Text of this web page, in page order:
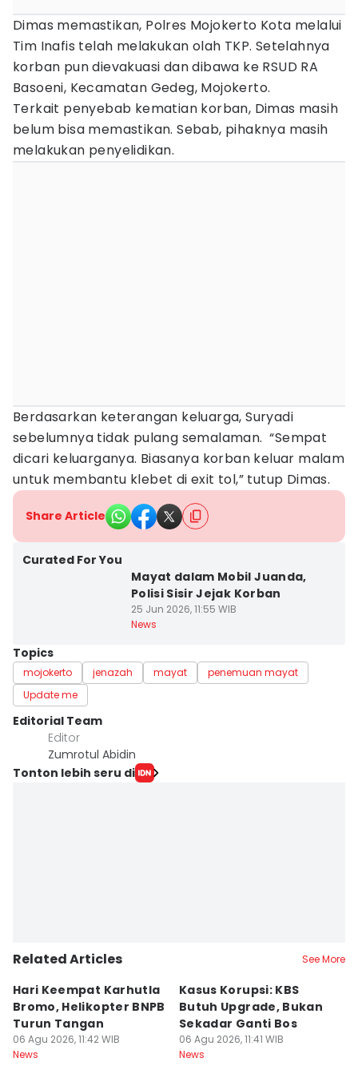
Dimas memastikan, Polres Mojokerto Kota melalui
Tim Inafis telah melakukan olah TKP. Setelahnya
korban pun dievakuasi dan dibawa ke RSUD RA
Basoeni, Kecamatan Gedeg, Mojokerto.
Terkait penyebab kematian korban, Dimas masih
belum bisa memastikan. Sebab, pihaknya masih
melakukan penyelidikan.
Berdasarkan keterangan keluarga, Suryadi
sebelumnya tidak pulang semalaman. “Sempat
dicari keluarganya. Biasanya korban keluar malam
untuk membantu klebet di exit tol,” tutup Dimas.
Share Article
Curated For You
Mayat dalam Mobil Juanda,
Polisi Sisir Jejak Korban
25 Jun 2026, 11:55 WIB
News
Topics
mojokerto jenazah mayat
penemuan mayat
Update me
Editorial Team
Editor
Zumrotul Abidin
Tonton lebih seru di
Related Articles See More
Hari Keempat Karhutla
Bromo, Helikopter BNPB
Turun Tangan
06 Agu 2026, 11:42 WIB
News
Kasus Korupsi: KBS
Butuh Upgrade, Bukan
Sekadar Ganti Bos
06 Agu 2026, 11:41 WIB
News